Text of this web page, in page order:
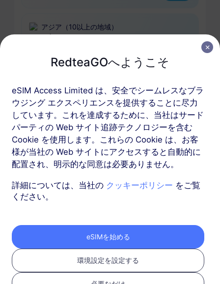
アジア（10以上の地域）
USD 14.00
もっと
RedteaGO eSIMを3つ
のステップで取得
RedteaGOへようこそ
eSIM Access Limited は、安全でシームレスなブラ
ウジング エクスペリエンスを提供することに尽力
しています。これを達成するために、当社はサード
パーティの Web サイト追跡テクノロジーを含む
Cookie を使用します。これらの Cookie は、お客
様が当社の Web サイトにアクセスすると自動的に
配置され、明示的な同意は必要ありません。
詳細については、当社の クッキーポリシー をご覧
ください。
eSIMを始める
環境設定を設定する